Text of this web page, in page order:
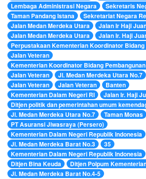
Lembaga Administrasi Negara
Sekretaris
Taman Pandang Istana
Sekretariat Negara
Jalan Medan Merdeka Utara
Jalan Ir Haji
Jalan Medan Merdeka Utara
Jalan Ir. Haji
Perpustakaan Kementerian Koordinator
Jalan Veteran
Kementerian Koordinator Bidang
Jalan Veteran
Jl. Medan Merdeka Utara No.7
Jalan Veteran
Jalan Veteran
Banten
Kementerian Dalam Negeri RI
Jalan Ir. Haji
Ditjen politik dan pemerintahan umum
Jl. Medan Merdeka Utara No.7
Taman Monas
PT Asuransi Jiwasraya (Persero)
Kementerian Dalam Negeri Republik Indonesia
Jl. Medan Merdeka Barat No.3
35
Kementerian Dalam Negeri Republik Indonesia
Ditjen Bina Keuda
Ditjen Polpum
Jl. Medan Merdeka Barat No.4-5